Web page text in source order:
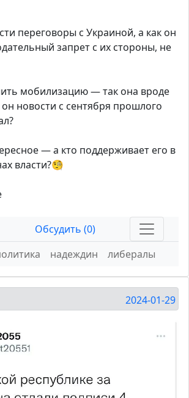
переговоры с Украиной, а как он
запрет с их стороны, не
мобилизацию — так она вроде
он новости с сентября прошлого
— а кто поддерживает его в
власти?🧐
Обсудить (0)
надеждин либералы
2024-01-29